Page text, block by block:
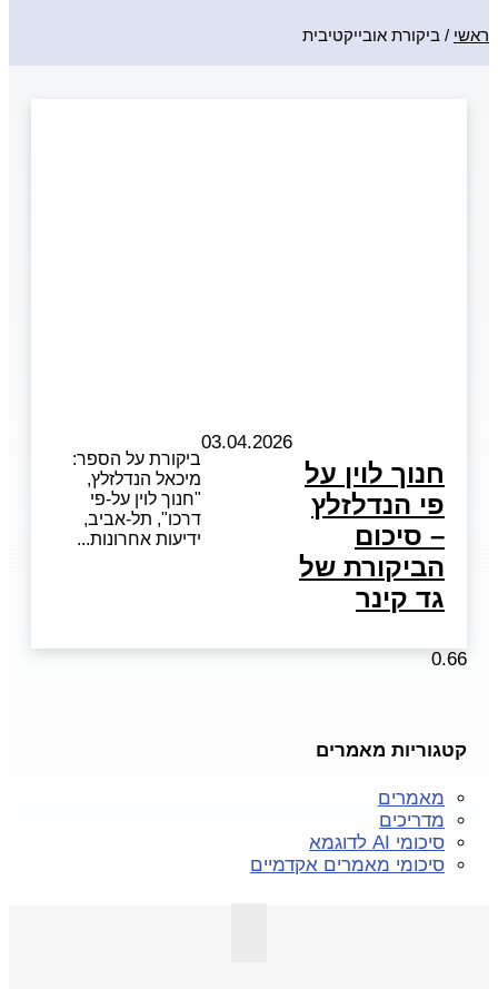
ראשי / ביקורת אובייקטיבית
חנוך לוין על
פי הנדלזלץ
– סיכום
הביקורת של
גד קינר
03.04.2026
ביקורת על הספר:
מיכאל הנדלזלץ,
"חנוך לוין על-פי
דרכו", תל-אביב,
ידיעות אחרונות
קטגוריות מאמרים
מאמרים
מדריכים
סיכומי AI לדוגמא
סיכומי מאמרים אקדמיים